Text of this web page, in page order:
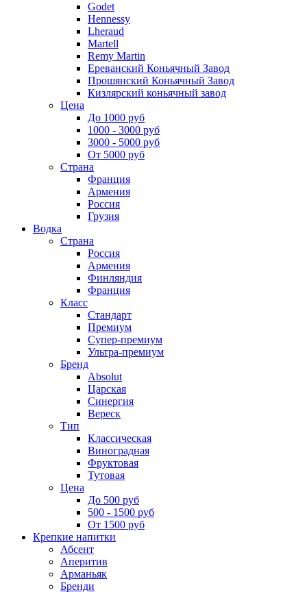
Godet
Hennessy
Lheraud
Martell
Remy Martin
Ереванский Коньячный Завод
Прошянский Коньячный Завод
Кизлярский коньячный завод
Цена
До 1000 руб
1000 - 3000 руб
3000 - 5000 руб
От 5000 руб
Страна
Франция
Армения
Россия
Грузия
Водка
Страна
Россия
Армения
Финляндия
Франция
Класс
Стандарт
Премиум
Супер-премиум
Ультра-премиум
Бренд
Absolut
Царская
Синергия
Вереск
Тип
Классическая
Виноградная
Фруктовая
Тутовая
Цена
До 500 руб
500 - 1500 руб
От 1500 руб
Крепкие напитки
Абсент
Аперитив
Арманьяк
Бренди